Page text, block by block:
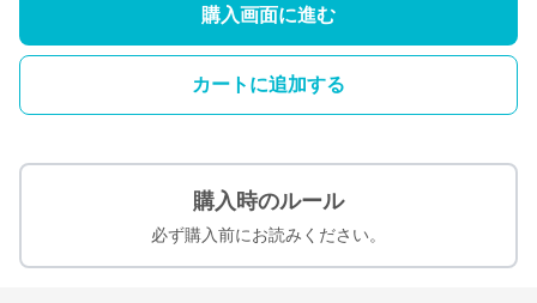
購入画面に進む
カートに追加する
購入時のルール
必ず購入前にお読みください。